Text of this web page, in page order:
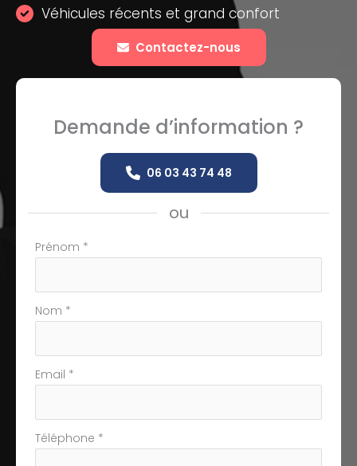
Véhicules récents et grand confort
Contactez-nous
Demande d’information ?
06 03 43 74 48
ou
Formulaire
téléphone
Prénom *
Nom *
Email *
Téléphone *